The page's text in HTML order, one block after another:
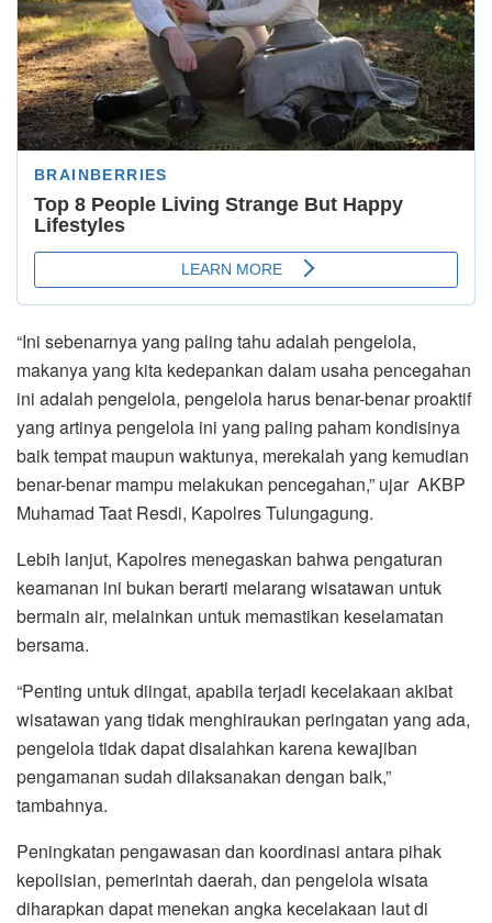
“Ini sebenarnya yang paling tahu adalah pengelola,
makanya yang kita kedepankan dalam usaha pencegahan
ini adalah pengelola, pengelola harus benar-benar proaktif
yang artinya pengelola ini yang paling paham kondisinya
baik tempat maupun waktunya, merekalah yang kemudian
benar-benar mampu melakukan pencegahan,” ujar AKBP
Muhamad Taat Resdi, Kapolres Tulungagung.
Lebih lanjut, Kapolres menegaskan bahwa pengaturan
keamanan ini bukan berarti melarang wisatawan untuk
bermain air, melainkan untuk memastikan keselamatan
bersama.
“Penting untuk diingat, apabila terjadi kecelakaan akibat
wisatawan yang tidak menghiraukan peringatan yang ada,
pengelola tidak dapat disalahkan karena kewajiban
pengamanan sudah dilaksanakan dengan baik,”
tambahnya.
Peningkatan pengawasan dan koordinasi antara pihak
kepolisian, pemerintah daerah, dan pengelola wisata
diharapkan dapat menekan angka kecelakaan laut di